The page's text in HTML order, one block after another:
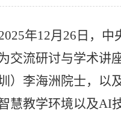
年12月26日，
交流研讨与学术讲
圳）李海洲院士，
慧教学环境以及AI